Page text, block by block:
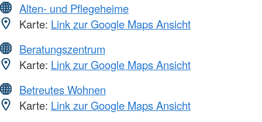
Alten- und Pflegeheime
Karte: Link zur Google Maps Ansicht
Beratungszentrum
Karte: Link zur Google Maps Ansicht
Betreutes Wohnen
Karte: Link zur Google Maps Ansicht